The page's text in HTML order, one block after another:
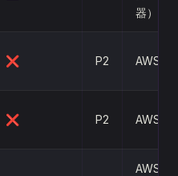
器）
❌ P2 AWS
❌ P2 AWS
AWS（